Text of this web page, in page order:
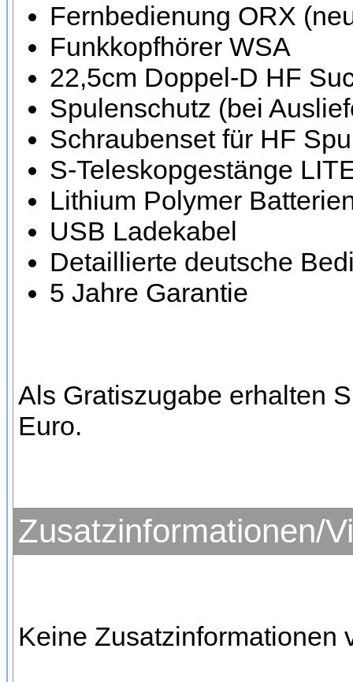
Fernbedienung ORX
Funkkopfhörer WSA
22,5cm Doppel-D HF
Spulenschutz (bei
Schraubenset für HF
S-Teleskopgestänge
Lithium Polymer
USB Ladekabel
Detaillierte deutsche
5 Jahre Garantie
Als Gratiszugabe erhalten
Euro.
Zusatzinformationen/
Keine Zusatzinformationen